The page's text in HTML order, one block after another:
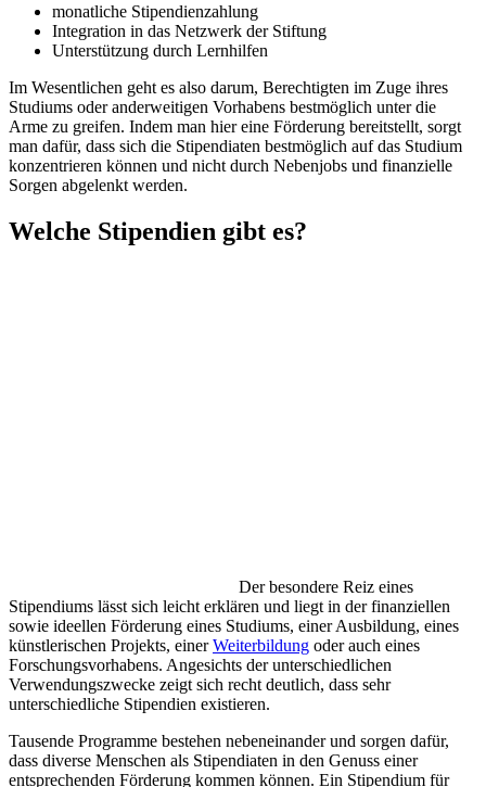
monatliche Stipendienzahlung
Integration in das Netzwerk der Stiftung
Unterstützung durch Lernhilfen
Im Wesentlichen geht es also darum, Berechtigten im Zuge ihres
Studiums oder anderweitigen Vorhabens bestmöglich unter die
Arme zu greifen. Indem man hier eine Förderung bereitstellt, sorgt
man dafür, dass sich die Stipendiaten bestmöglich auf das Studium
konzentrieren können und nicht durch Nebenjobs und finanzielle
Sorgen abgelenkt werden.
Welche Stipendien gibt es?
Der besondere Reiz eines
Stipendiums lässt sich leicht erklären und liegt in der finanziellen
sowie ideellen Förderung eines Studiums, einer Ausbildung, eines
künstlerischen Projekts, einerWeiterbildung oder auch eines
Forschungsvorhabens. Angesichts der unterschiedlichen
Verwendungszwecke zeigt sich recht deutlich, dass sehr
unterschiedliche Stipendien existieren.
Tausende Programme bestehen nebeneinander und sorgen dafür,
dass diverse Menschen als Stipendiaten in den Genuss einer
entsprechenden Förderung kommen können. Ein Stipendium für